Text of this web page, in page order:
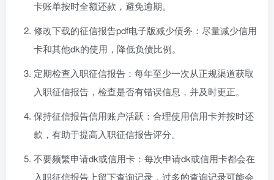
卡账单按时全额还款，避免逾期。
修改下载的征信报告pdf电子版减少债务：尽量减少信用
卡和其他dk的使用，降低负债比例。
定期检查入职征信报告：每年至少一次从正规渠道获取
入职征信报告，检查是否有错误信息，并及时更正。
保持征信报告信用账户活跃：合理使用信用卡并按时还
款，有助于提高入职征信报告评分。
不要频繁申请dk或信用卡：每次申请dk或信用卡都会在
入职征信报告上留下查询记录，过多的查询记录可能会